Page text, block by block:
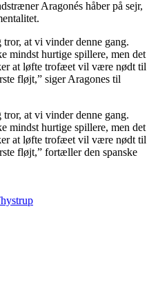
Aragonés håber på sejr,
at vi vinder denne gang.
mindst hurtige spillere, men det
at løfte trofæet vil være nødt til
fløjt,” siger Aragones til
at vi vinder denne gang.
mindst hurtige spillere, men det
at løfte trofæet vil være nødt til
fløjt,” fortæller den spanske